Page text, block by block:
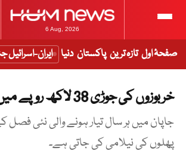
6 Aug, 2026
صفحۂ اول تازہ ترین پاکستان دنیا ایران-
خربوزوں کی جوڑی 38 لاکھ روپے میں نیلام
جاپان میں ہر سال تیار ہونے والی نئی فصل
پھلوں کی نیلامی کی جاتی ہے۔